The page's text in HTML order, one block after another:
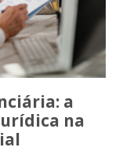
a
na